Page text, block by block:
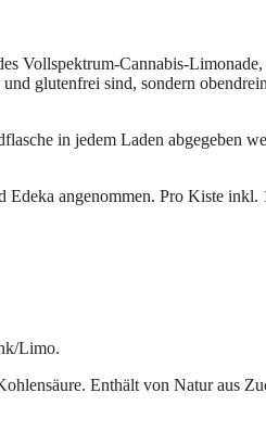
Cannabis-
glutenfrei sind, sondern
in jedem Laden abgegeben
angenommen. Pro Kiste
Limo.
Enthält von Natur aus